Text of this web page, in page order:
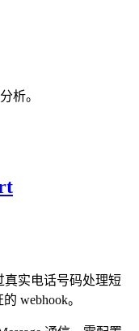
析。
真实电话号码处理短
webhook。